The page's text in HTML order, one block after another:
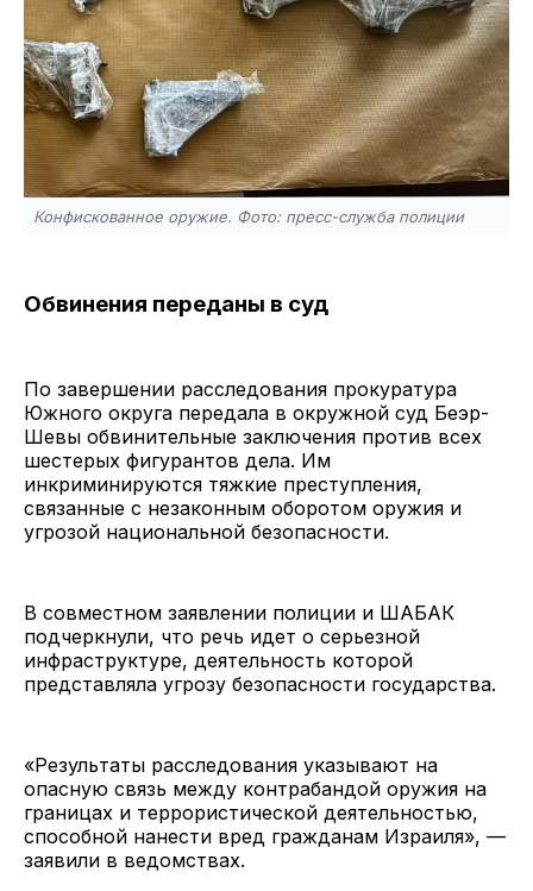
Конфискованное оружие. Фото: пресс-служба полиции
Обвинения переданы в суд
По завершении расследования прокуратура
Южного округа передала в окружной суд Беэр-
Шевы обвинительные заключения против всех
шестерых фигурантов дела. Им
инкриминируются тяжкие преступления,
связанные с незаконным оборотом оружия и
угрозой национальной безопасности.
В совместном заявлении полиции и ШАБАК
подчеркнули, что речь идет о серьезной
инфраструктуре, деятельность которой
представляла угрозу безопасности государства.
«Результаты расследования указывают на
опасную связь между контрабандой оружия на
границах и террористической деятельностью,
способной нанести вред гражданам Израиля», —
заявили в ведомствах.